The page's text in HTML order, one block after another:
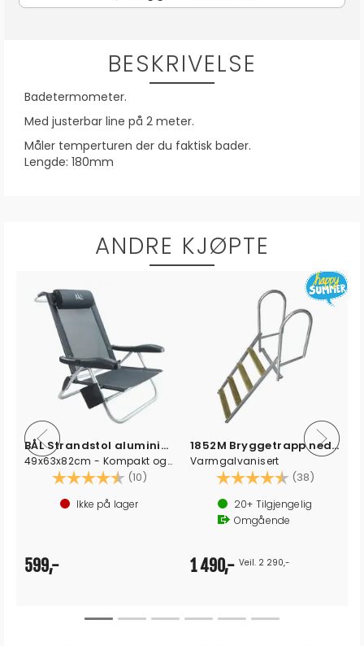
BESKRIVELSE
Badetermometer.
Med justerbar line på 2 meter.
Måler temperturen der du faktisk bader.
Lengde: 180mm
ANDRE KJØPTE
BÅL Strandstol aluminium - Mørk grå
49x63x82cm - Kompakt og justerbar
Karakter: (10) 4.5 av 5 mulige
Ikke på lager
599,-
1852M Bryggetrapp nedfellbar i 4 trinn
Varmgalvanisert
Karakter: (38)
20+ Tilgjengelig
Omgående
1 490,- Veil. 2 290,-